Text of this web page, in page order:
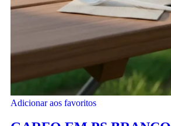
Adicionar aos favoritos